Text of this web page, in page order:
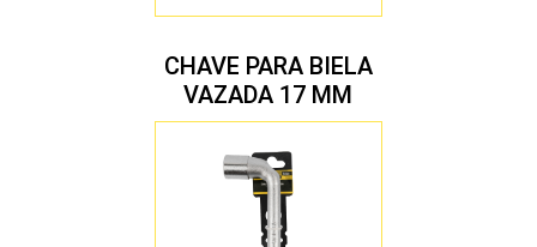
CHAVE PARA BIELA
VAZADA 17 MM